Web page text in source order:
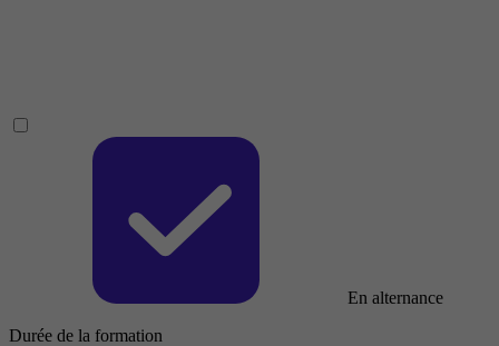
En alternance
Durée de la formation